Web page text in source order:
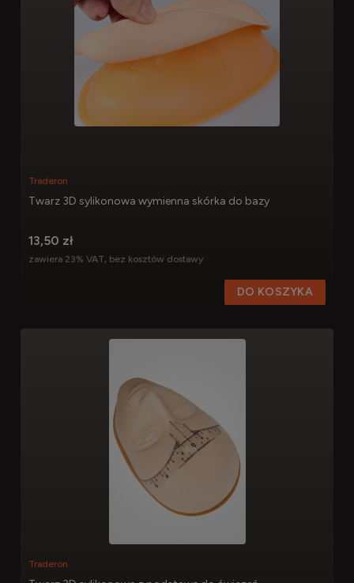
Twarz 3D sylikonowa wymienna skórka do bazy
Traderon
13,50 zł
zawiera 23% VAT, bez kosztów dostawy
DO KOSZYKA
Traderon